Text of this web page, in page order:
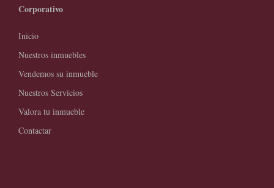
Corporativo
Inicio
Nuestros inmuebles
Vendemos su inmueble
Nuestros Servicios
Valora tu inmueble
Contactar